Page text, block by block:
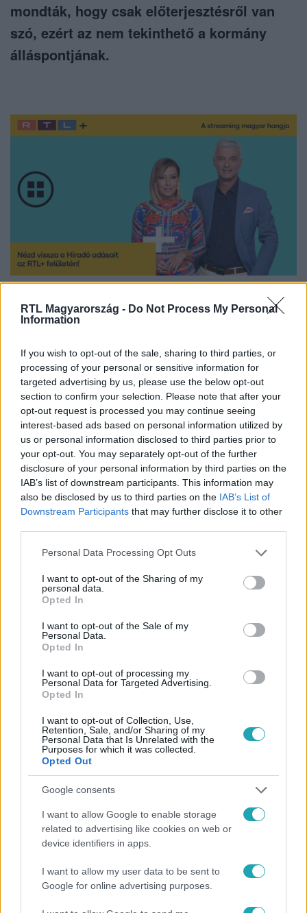
RTL Magyarország - Do Not Process My Personal
Information
If you wish to opt-out of the sale, sharing to third parties, or
processing of your personal or sensitive information for
targeted advertising by us, please use the below opt-out
section to confirm your selection. Please note that after your
opt-out request is processed you may continue seeing
interest-based ads based on personal information utilized by
us or personal information disclosed to third parties prior to
your opt-out. You may separately opt-out of the further
disclosure of your personal information by third parties on the
IAB’s list of downstream participants. This information may
also be disclosed by us to third parties on the IAB’s List of
Downstream Participants that may further disclose it to other
Please note that this website/app uses one or more Google
not limited to your visit or usage behaviour. You may click to
grant or deny consent to Google and its third-party tags to
use your data for below specified purposes in below Google
consent section.
Personal Data Processing Opt Outs
I want to opt-out of the Sharing of my
personal data.
Opted In
I want to opt-out of the Sale of my
Personal Data.
Opted In
I want to opt-out of processing my
Personal Data for Targeted Advertising.
Opted In
I want to opt-out of Collection, Use,
Retention, Sale, and/or Sharing of my
Personal Data that Is Unrelated with the
Purposes for which it was collected.
Opted Out
Google consents
I want to allow Google to enable storage
related to advertising like cookies on web or
device identifiers in apps.
I want to allow my user data to be sent to
Google for online advertising purposes.
mondták, hogy csak előterjesztésről van
szó, ezért az nem tekinthető a kormány
álláspontjának.
Itt állítsd be, hogy az RTL.hu az elsők között
legyen a Google-találatokban!
Kövess minket, és értesülj a friss hírekről a
HÍRADÓ #
ÉRTÉKESÍTÉS
Népszerű